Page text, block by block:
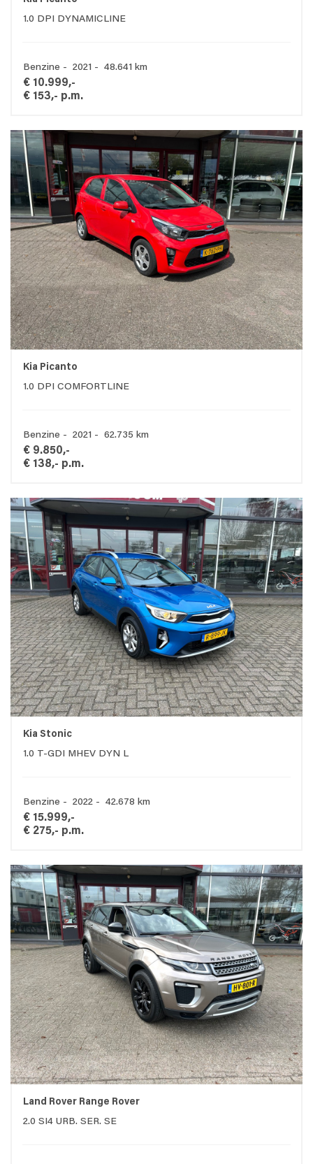
1.0 DPI DYNAMICLINE
Benzine - 2021 - 48.641 km
€ 10.999,-
€ 153,- p.m.
Kia Picanto
1.0 DPI COMFORTLINE
Benzine - 2021 - 62.735 km
€ 9.850,-
€ 138,- p.m.
Kia Stonic
1.0 T-GDI MHEV DYN L
Benzine - 2022 - 42.678 km
€ 15.999,-
€ 275,- p.m.
Land Rover Range Rover
2.0 SI4 URB. SER. SE